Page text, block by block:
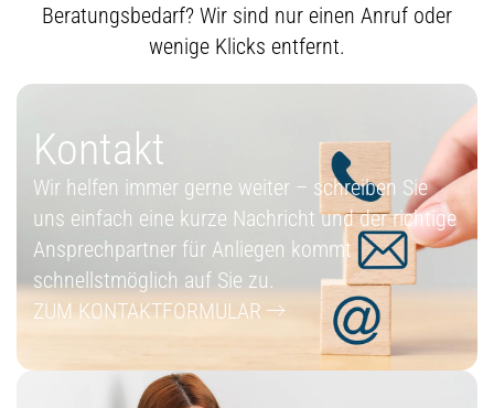
Beratungsbedarf? Wir sind nur einen Anruf oder
wenige Klicks entfernt.
Kontakt
Wir helfen immer gerne weiter – schreiben Sie
uns einfach eine kurze Nachricht und der richtige
Ansprechpartner für Anliegen kommt
schnellstmöglich auf Sie zu.
ZUM KONTAKTFORMULAR